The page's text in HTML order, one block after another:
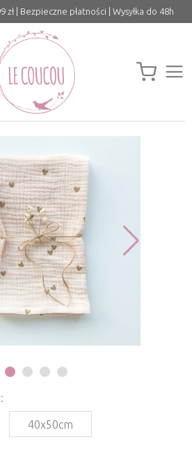
| Bezpieczne płatności | Wysyłka do 48h
40x50cm